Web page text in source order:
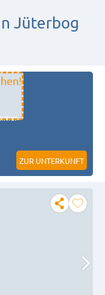
Jüterbog
ZUR UNTERKUNFT